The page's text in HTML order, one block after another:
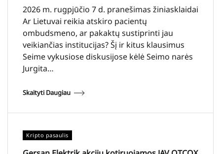
2026 m. rugpjūčio 7 d. pranešimas žiniasklaidai
Ar Lietuvai reikia atskiro pacientų
ombudsmeno, ar pakaktų sustiprinti jau
veikiančias institucijas? Šį ir kitus klausimus
Seime vykusiose diskusijose kėlė Seimo narės
Jurgita…
Skaityti Daugiau
Kripto pasaulis